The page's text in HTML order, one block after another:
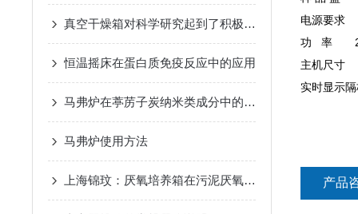
真空干燥箱对科学研究起到了积极的促进作用
恒温摇床在蛋白质免疫反应中的应用
马弗炉在葶苈子炭纳米类成分中的应用
马弗炉使用方法
上海锦玟：厌氧培养箱在污泥厌氧消化实验中的应用
电源要
功 率
主机尺寸
实时显示
产品